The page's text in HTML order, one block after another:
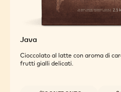
Java
Cioccolato al latte con aroma di
frutti gialli delicati.